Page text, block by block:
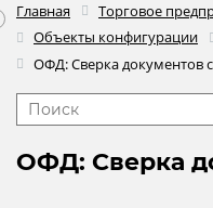
Главная Торговое
Объекты конфигурации
ОФД: Сверка документов
ОФД: Сверка